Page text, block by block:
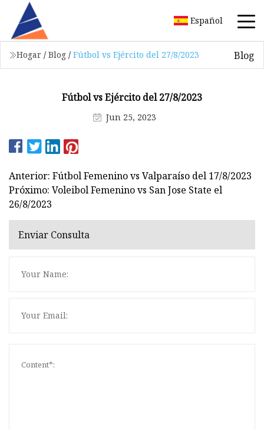
Español
Hogar / Blog / Fútbol vs Ejército del 27/8/2023 Blog
Fútbol vs Ejército del 27/8/2023
Jun 25, 2023
Anterior: Fútbol Femenino vs Valparaíso del 17/8/2023
Próximo: Voleibol Femenino vs San Jose State el
26/8/2023
Enviar Consulta